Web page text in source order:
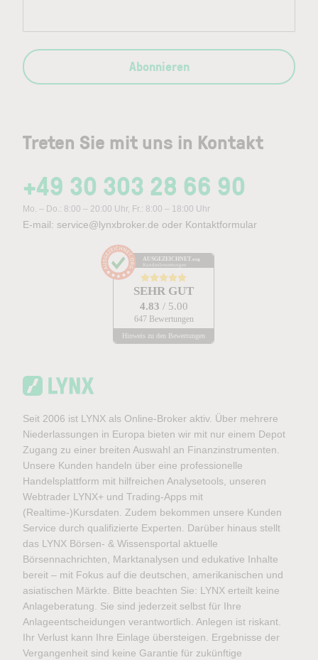
Treten Sie mit uns in Kontakt
+49 30 303 28 66 90
Mo. – Do.: 8:00 – 20:00 Uhr, Fr.: 8:00 – 18:00 Uhr
E-mail: service@lynxbroker.de oder Kontaktformular
AUSGEZEICHNET .org
Kundenbewertungen
SEHR GUT
4.83 / 5.00
647 Bewertungen
Hinweis zu den Bewertungen
Abonnieren
Seit 2006 ist LYNX als Online-Broker aktiv. Über mehrere
Niederlassungen in Europa bieten wir mit nur einem Depot
Zugang zu einer breiten Auswahl an Finanzinstrumenten.
Unsere Kunden handeln über eine professionelle
Handelsplattform mit hilfreichen Analysetools, unseren
Webtrader LYNX+ und Trading-Apps mit
(Realtime-)Kursdaten. Zudem bekommen unsere Kunden
Service durch qualifizierte Experten. Darüber hinaus stellt
das LYNX Börsen- & Wissensportal aktuelle
Börsennachrichten, Marktanalysen und edukative Inhalte
bereit – mit Fokus auf die deutschen, amerikanischen und
asiatischen Märkte. Bitte beachten Sie: LYNX erteilt keine
Anlageberatung. Sie sind jederzeit selbst für Ihre
Anlageentscheidungen verantwortlich. Anlegen ist riskant.
Ihr Verlust kann Ihre Einlage übersteigen. Ergebnisse der
Vergangenheit sind keine Garantie für zukünftige